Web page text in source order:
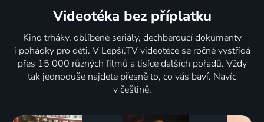
Videotéka bez příplatku
Kino trháky, oblíbené seriály, dechberoucí dokumenty
i pohádky pro děti. V Lepší.TV videotéce se ročně vystřídá
přes 15 000 různých filmů a tisíce dalších pořadů. Vždy
tak jednoduše najdete přesně to, co vás baví. Navíc
v češtině.